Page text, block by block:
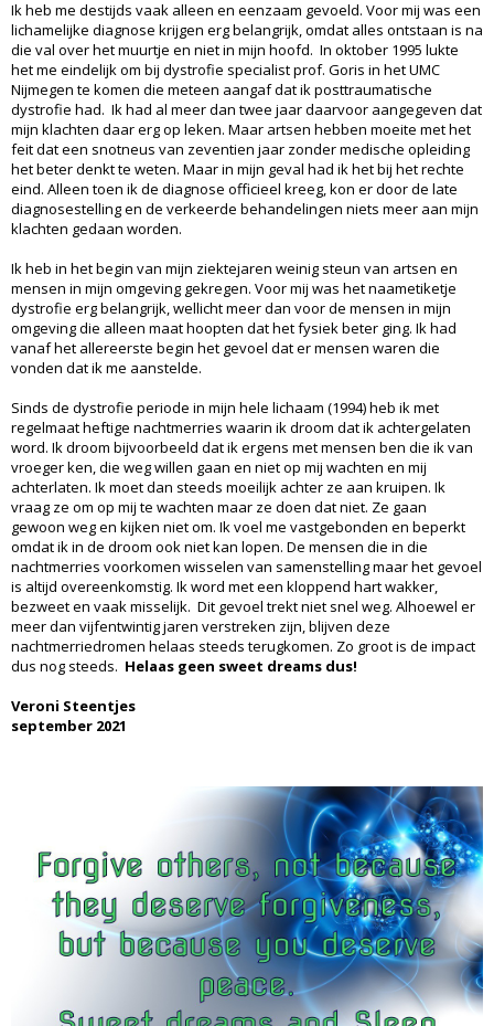
Ik heb me destijds vaak alleen en eenzaam gevoeld. Voor mij was een
lichamelijke diagnose krijgen erg belangrijk, omdat alles ontstaan is na
die val over het muurtje en niet in mijn hoofd. In oktober 1995 lukte
het me eindelijk om bij dystrofie specialist prof. Goris in het UMC
Nijmegen te komen die meteen aangaf dat ik posttraumatische
dystrofie had. Ik had al meer dan twee jaar daarvoor aangegeven dat
mijn klachten daar erg op leken. Maar artsen hebben moeite met het
feit dat een snotneus van zeventien jaar zonder medische opleiding
het beter denkt te weten. Maar in mijn geval had ik het bij het rechte
eind. Alleen toen ik de diagnose officieel kreeg, kon er door de late
diagnosestelling en de verkeerde behandelingen niets meer aan mijn
klachten gedaan worden.
Ik heb in het begin van mijn ziektejaren weinig steun van artsen en
mensen in mijn omgeving gekregen. Voor mij was het naametiketje
dystrofie erg belangrijk, wellicht meer dan voor de mensen in mijn
omgeving die alleen maat hoopten dat het fysiek beter ging. Ik had
vanaf het allereerste begin het gevoel dat er mensen waren die
vonden dat ik me aanstelde.
Sinds de dystrofie periode in mijn hele lichaam (1994) heb ik met
regelmaat heftige nachtmerries waarin ik droom dat ik achtergelaten
word. Ik droom bijvoorbeeld dat ik ergens met mensen ben die ik van
vroeger ken, die weg willen gaan en niet op mij wachten en mij
achterlaten. Ik moet dan steeds moeilijk achter ze aan kruipen. Ik
vraag ze om op mij te wachten maar ze doen dat niet. Ze gaan
gewoon weg en kijken niet om. Ik voel me vastgebonden en beperkt
omdat ik in de droom ook niet kan lopen. De mensen die in die
nachtmerries voorkomen wisselen van samenstelling maar het gevoel
is altijd overeenkomstig. Ik word met een kloppend hart wakker,
bezweet en vaak misselijk. Dit gevoel trekt niet snel weg. Alhoewel er
meer dan vijfentwintig jaren verstreken zijn, blijven deze
nachtmerriedromen helaas steeds terugkomen. Zo groot is de impact
dus nog steeds. Helaas geen sweet dreams dus!
Veroni Steentjes
september 2021